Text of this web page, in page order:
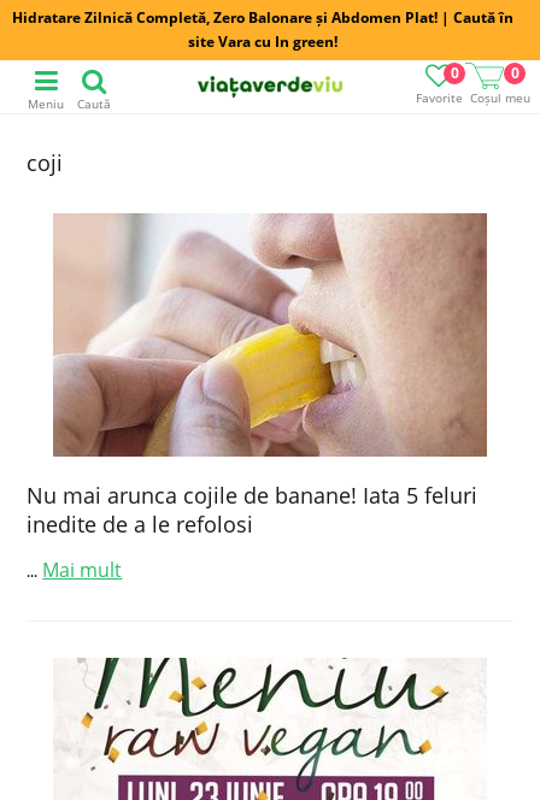
Hidratare Zilnică Completă, Zero Balonare și Abdomen Plat! | Caută în
site Vara cu In green!
Favorite
0
Coșul meu
0
Meniu Caută
coji
Nu mai arunca cojile de banane! Iata 5 feluri
inedite de a le refolosi
... Mai mult